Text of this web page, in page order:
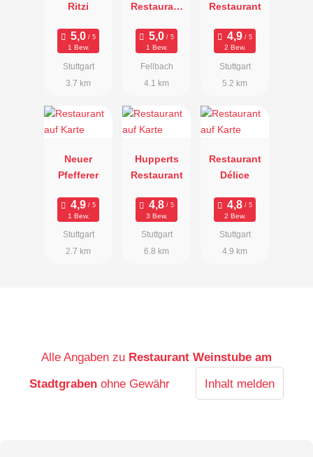
Ritzi
1 Bew.
Stuttgart
3.7 km
Restaurant
Winelounge
1 Bew.
Fellbach
4.1 km
Restaurant
2 Bew.
Stuttgart
5.2 km
Neuer
Pfefferer
1 Bew.
Stuttgart
2.7 km
Hupperts
Restaurant
3 Bew.
Stuttgart
6.8 km
Restaurant
Délice
2 Bew.
Stuttgart
4.9 km
Alle Angaben zu Restaurant Weinstube am
Stadtgraben ohne Gewähr Inhalt melden